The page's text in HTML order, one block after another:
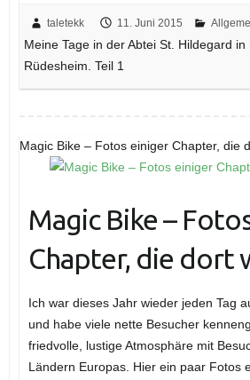
taletekk 11. Juni 2015
Meine Tage in der Abtei St. Hildegard in
Rüdesheim. Teil 1
Magic Bike – Fotos einiger Chapter, die
Magic Bike –
Chapter, die dort
Ich war dieses Jahr wieder jeden Tag
und habe viele nette Besucher
friedvolle, lustige Atmosphäre mit
Ländern Europas. Hier ein paar Fotos